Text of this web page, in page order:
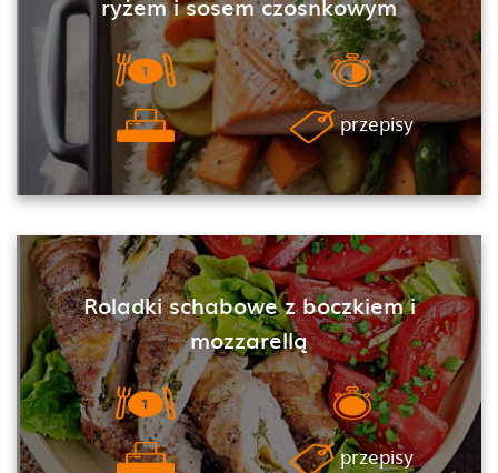
przepisy
Roladki schabowe z boczkiem i
mozzarellą
przepisy